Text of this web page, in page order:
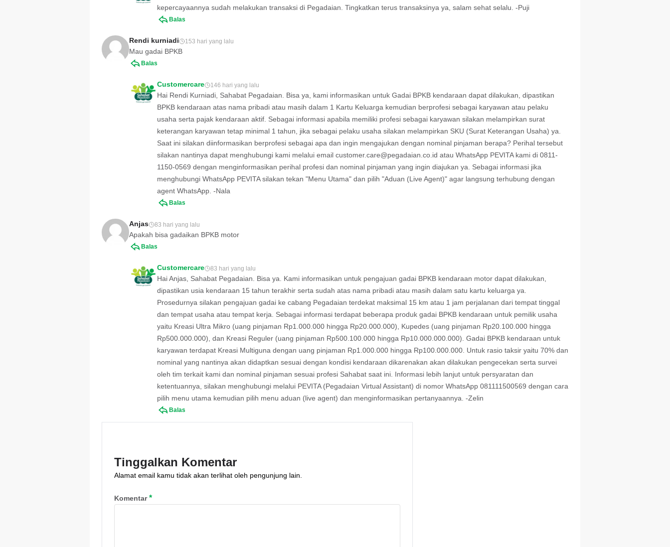
kepercayaannya sudah melakukan transaksi di Pegadaian. Tingkatkan terus transaksinya ya, salam sehat selalu. -Puji
Balas
Rendi kurniadi 153 hari yang lalu
Mau gadai BPKB
Balas
Customercare 146 hari yang lalu
Hai Rendi Kurniadi, Sahabat Pegadaian. Bisa ya, kami informasikan untuk Gadai BPKB kendaraan dapat dilakukan, dipastikan
BPKB kendaraan atas nama pribadi atau masih dalam 1 Kartu Keluarga kemudian berprofesi sebagai karyawan atau pelaku
usaha serta pajak kendaraan aktif. Sebagai informasi apabila memiliki profesi sebagai karyawan silakan melampirkan surat
keterangan karyawan tetap minimal 1 tahun, jika sebagai pelaku usaha silakan melampirkan SKU (Surat Keterangan Usaha) ya.
Saat ini silakan diinformasikan berprofesi sebagai apa dan ingin mengajukan dengan nominal pinjaman berapa? Perihal tersebut
silakan nantinya dapat menghubungi kami melalui email customer.care@pegadaian.co.id atau WhatsApp PEVITA kami di 0811-
1150-0569 dengan menginformasikan perihal profesi dan nominal pinjaman yang ingin diajukan ya. Sebagai informasi jika
menghubungi WhatsApp PEVITA silakan tekan "Menu Utama" dan pilih "Aduan (Live Agent)" agar langsung terhubung dengan
agent WhatsApp. -Nala
Balas
Anjas 83 hari yang lalu
Apakah bisa gadaikan BPKB motor
Balas
Customercare 83 hari yang lalu
Hai Anjas, Sahabat Pegadaian. Bisa ya. Kami informasikan untuk pengajuan gadai BPKB kendaraan motor dapat dilakukan,
dipastikan usia kendaraan 15 tahun terakhir serta sudah atas nama pribadi atau masih dalam satu kartu keluarga ya.
Prosedurnya silakan pengajuan gadai ke cabang Pegadaian terdekat maksimal 15 km atau 1 jam perjalanan dari tempat tinggal
dan tempat usaha atau tempat kerja. Sebagai informasi terdapat beberapa produk gadai BPKB kendaraan untuk pemilik usaha
yaitu Kreasi Ultra Mikro (uang pinjaman Rp1.000.000 hingga Rp20.000.000), Kupedes (uang pinjaman Rp20.100.000 hingga
Rp500.000.000), dan Kreasi Reguler (uang pinjaman Rp500.100.000 hingga Rp10.000.000.000). Gadai BPKB kendaraan untuk
karyawan terdapat Kreasi Multiguna dengan uang pinjaman Rp1.000.000 hingga Rp100.000.000. Untuk rasio taksir yaitu 70% dan
nominal yang nantinya akan didaptkan sesuai dengan kondisi kendaraan dikarenakan akan dilakukan pengecekan serta survei
oleh tim terkait kami dan nominal pinjaman sesuai profesi Sahabat saat ini. Informasi lebih lanjut untuk persyaratan dan
ketentuannya, silakan menghubungi melalui PEVITA (Pegadaian Virtual Assistant) di nomor WhatsApp 081111500569 dengan cara
pilih menu utama kemudian pilih menu aduan (live agent) dan menginformasikan pertanyaannya. -Zelin
Balas
Tinggalkan Komentar
Alamat email kamu tidak akan terlihat oleh pengunjung lain.
Komentar*